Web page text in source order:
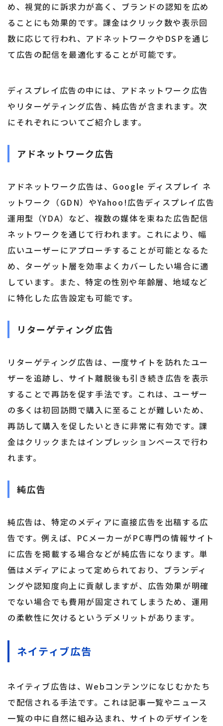
め、視覚的に訴求力が高く、ブランドの認知を広め
ることにも効果的です。課金はクリック数や表示回
数に応じて行われ、アドネットワークやDSPを通じ
て広告の配信を最適化することが可能です。
ディスプレイ広告の中には、アドネットワーク広告
やリターゲティング広告、純広告が含まれます。次
にそれぞれについてご紹介します。
アドネットワーク広告
アドネットワーク広告は、Google ディスプレイ ネ
ットワーク（GDN）やYahoo!広告ディスプレイ広告
運用型（YDA）など、複数の媒体を束ねた広告配信
ネットワークを通じて行われます。これにより、幅
広いユーザーにアプローチすることが可能となるた
め、ターゲット層を効率よくカバーしたい場合に適
しています。また、特定の性別や年齢層、地域など
に特化した広告設定も可能です。
リターゲティング広告
リターゲティング広告は、一度サイトを訪れたユー
ザーを追跡し、サイト離脱後も引き続き広告を表示
することで再訪を促す手法です。これは、ユーザー
の多くは初回訪問で購入に至ることが難しいため、
再訪して購入を促したいときに非常に有効です。課
金はクリックまたはインプレッションベースで行わ
れます。
純広告
純広告は、特定のメディアに直接広告を出稿する広
告です。例えば、PCメーカーがPC専門の情報サイト
に広告を掲載する場合などが純広告になります。単
価はメディアによって定められており、ブランディ
ングや認知度向上に貢献しますが、広告効果が明確
でない場合でも費用が固定されてしまうため、運用
の柔軟性に欠けるというデメリットがあります。
ネイティブ広告
ネイティブ広告は、Webコンテンツになじむかたち
で配信される手法です。これは記事一覧やニュース
一覧の中に自然に組み込まれ、サイトのデザインを